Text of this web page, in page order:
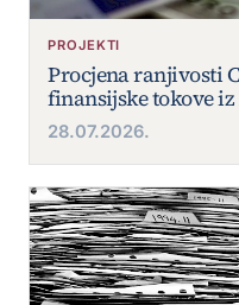
PROJEKTI
Procjena ranjivosti
finansijske tokove
28.07.2026.